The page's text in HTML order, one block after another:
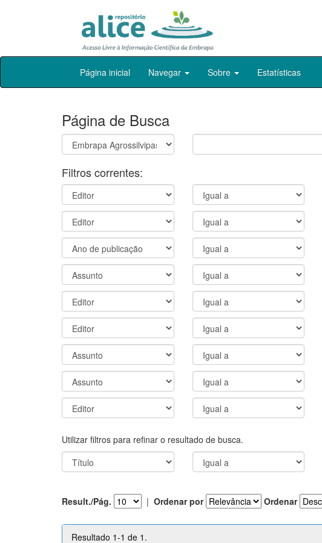
Skip
Página inicial Navegar Sobre Estatísticas
Página de Busca
Filtros correntes:
Utilizar filtros para refinar o resultado de busca.
Result./Pág. | Ordenar por Ordenar
Resultado 1-1 de 1.